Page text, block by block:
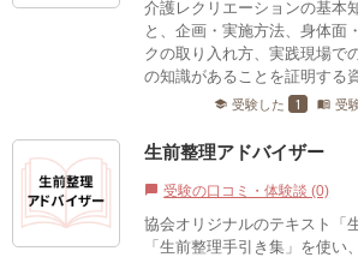
介護レクリエーションの基本
と、企画・実施方法、身体面
クの取り入れ方、実践現場で
の知識があることを証明する
school 受験した 1 menu_book 受
生前整理アドバイザー
chat_bubble 受験の口コミ・体験談 (0)
協会オリジナルのテキスト「
「生前整理手引き集」を使い